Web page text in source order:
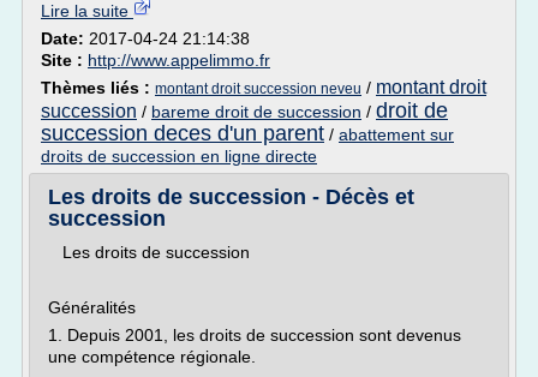
Lire la suite
Date: 2017-04-24 21:14:38
Site : http://www.appelimmo.fr
Thèmes liés : montant droit succession neveu / montant droit
succession / bareme droit de succession / droit de
succession deces d'un parent / abattement sur
droits de succession en ligne directe
Les droits de succession - Décès et
succession
Les droits de succession
Généralités
1. Depuis 2001, les droits de succession sont devenus
une compétence régionale.